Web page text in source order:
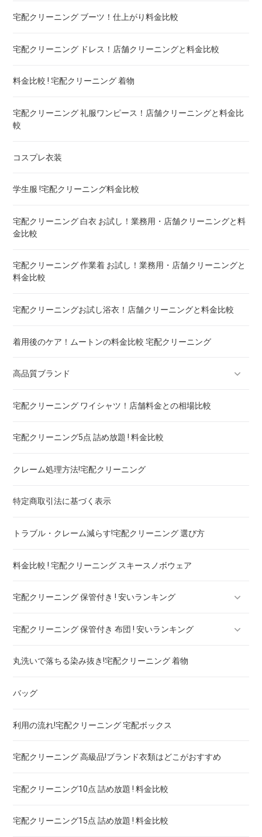
布団の洗濯ネット コインランドリー ! ドラム式におすすめは
布団クリーニング 防ダニ加工 ! 効果と危険性
ゴアテックス 羽毛布団 クリーニング ! 料金ランキング
こたつ布団のクリーニング代 ! 料金比較
の違いも
トゥルースリーパー マットレスのクリーニング ! どこがいい
ウェイトブランケットの洗い方 ! 洗えないタイプの対処法も
重い布団の洗い方 ! 洗えないタイプの対処法も
宅配クリーニング ブーツ！仕上がり料金比較
宅配クリーニング ドレス！店舗クリーニングと料金比較
料金比較 ! 宅配クリーニング 着物
宅配クリーニング 礼服ワンピース！店舗クリーニングと料金比
較
コスプレ衣装
学生服 !宅配クリーニング料金比較
宅配クリーニング 白衣 お試し！業務用・店舗クリーニングと料
金比較
宅配クリーニング 作業着 お試し！業務用・店舗クリーニングと
料金比較
宅配クリーニングお試し浴衣！店舗クリーニングと料金比較
着用後のケア！ムートンの料金比較 宅配クリーニング
高品質ブランド
ブランドスーツ！宅配クリーニング 高品質 料金 比較
ブランドコート！宅配クリーニング 高品質 料金 比較
ブランドワンピース！宅配クリーニング 高品質 料金 比較
スカート・パンツ
セーター・カーディガン
スラックス
ブランドジャケット！宅配クリーニング 高品質 料金 比較
ブランドブラウス！宅配クリーニング 高品質 料金 比較
ブランドネクタイ！宅配クリーニング 高品質 料金 比較
ドレス！宅配クリーニング 高品質 料金 比較
ウェディングドレス
ブランドワイシャツ！宅配クリーニング 高品質 料金 比較
ブランドダウン！宅配クリーニング 高品質 料金 比較
宅配クリーニング ワイシャツ！店舗料金との相場比較
宅配クリーニング5点 詰め放題 ! 料金比較
クレーム処理方法!宅配クリーニング
特定商取引法に基づく表示
トラブル・クレーム減らす!宅配クリーニング 選び方
料金比較 ! 宅配クリーニング スキースノボウェア
宅配クリーニング 保管付き ! 安いランキング
宅配クリーニング 保管付き ブーツ ! 安いランキング
宅配クリーニング 保管付き コート ! 安いランキング
宅配クリーニング 保管付き ダウン ! 安いランキング
宅配クリーニング 保管付き スノボーウェア ! 安いランキング
宅配クリーニング 保管付き 布団 ! 安いランキング
宅配クリーニング 保管付き 羽毛布団 ! 安いランキング
宅配クリーニング 保管付き 毛布 ! 安いランキング
丸洗いで落ちる染み抜き!宅配クリーニング 着物
バッグ
利用の流れ!宅配クリーニング 宅配ボックス
宅配クリーニング 高級品!ブランド衣類はどこがおすすめ
宅配クリーニング10点 詰め放題 ! 料金比較
宅配クリーニング15点 詰め放題 ! 料金比較